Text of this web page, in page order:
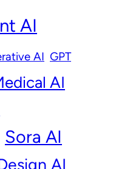
AI
AI GPT
AI
Sora AI
AI